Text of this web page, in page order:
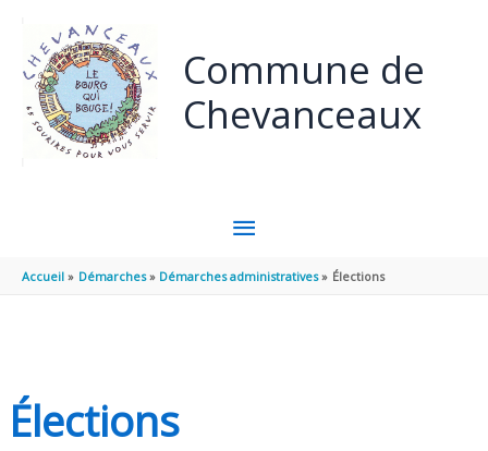
Commune de
Chevanceaux
MENU
PRINCIPAL
Accueil Démarches Démarches administratives Élections
Élections